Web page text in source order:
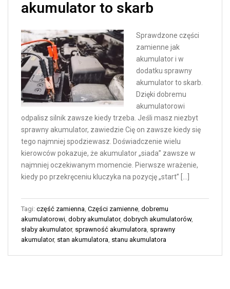
akumulator to skarb
Sprawdzone części
zamienne jak
akumulator i w
dodatku sprawny
akumulator to skarb.
Dzięki dobremu
akumulatorowi
odpalisz silnik zawsze kiedy trzeba. Jeśli masz niezbyt
sprawny akumulator, zawiedzie Cię on zawsze kiedy się
tego najmniej spodziewasz. Doświadczenie wielu
kierowców pokazuje, że akumulator „siada” zawsze w
najmniej oczekiwanym momencie. Pierwsze wrażenie,
kiedy po przekręceniu kluczyka na pozycję „start” […]
Tagi: część zamienna, Części zamienne, dobremu
akumulatorowi, dobry akumulator, dobrych akumulatorów,
słaby akumulator, sprawność akumulatora, sprawny
akumulator, stan akumulatora, stanu akumulatora